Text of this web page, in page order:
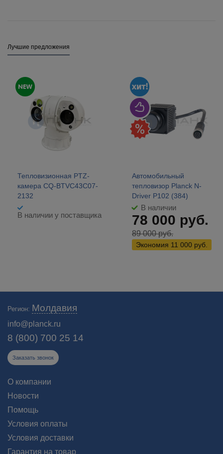
Лучшие предложения
Тепловизионная PTZ-
камера CQ-BTVC43C07-
2132
В наличии у поставщика
Автомобильный
тепловизор Planck N-
Driver P102 (384)
В наличии
78 000 руб.
89 000руб.
Экономия 11 000 руб.
автомобильные системы и приборы ночного видения для военных.
Профессиональные военные тепловизоры для водителей.
Регион: Молдавия
info@planck.ru
8 (800) 700 25 14
Заказать звонок
О компании
Новости
Помощь
Условия оплаты
Условия доставки
Гарантия на товар